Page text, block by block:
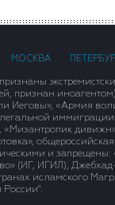
МОСКВА
признан
Иеговы», «Армия
«Мизантропик
и
(ИГ, ИГИЛ),
исламского
России".